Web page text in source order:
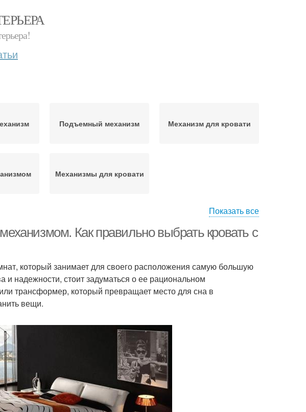
Подъемный механизм Механизм для кровати
Механизмы для кровати
Показать все
Как правильно выбрать кровать с
который занимает для своего расположения самую большую
надежности, стоит задуматься о ее рациональном
трансформер, который превращает место для сна в
вещи.